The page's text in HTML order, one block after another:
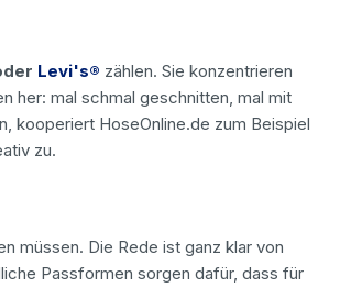
Levi's® zählen. Sie konzentrieren
her: mal schmal geschnitten, mal mit
kooperiert HoseOnline.de zum Beispiel
zu.
müssen. Die Rede ist ganz klar von
Passformen sorgen dafür, dass für